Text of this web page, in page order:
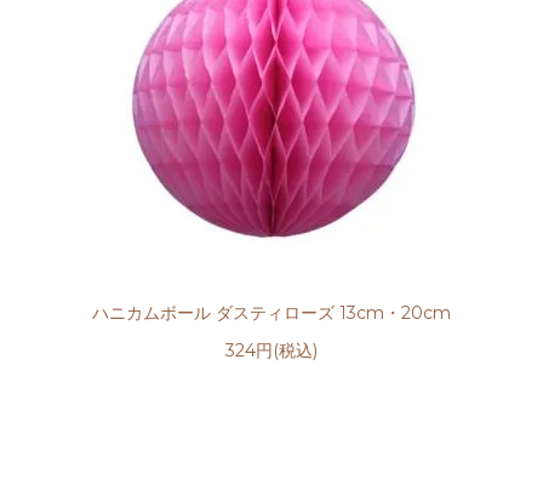
ハニカムボール ダスティローズ 13cm・20cm
324円(税込)